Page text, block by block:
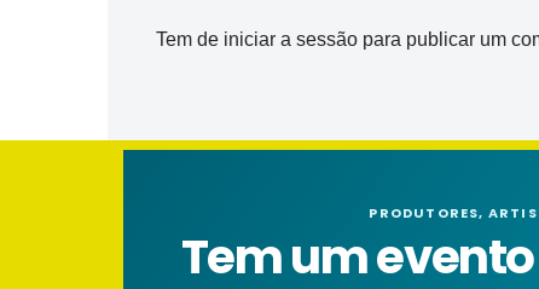
Tem de iniciar a sessão para publicar um
PRODUTORES,
Tem um